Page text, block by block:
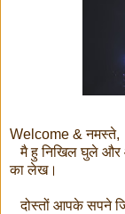
Welcome & नमस्ते,
मै हु निखिल घुले और
का लेख।
दोस्तों आपके सपने